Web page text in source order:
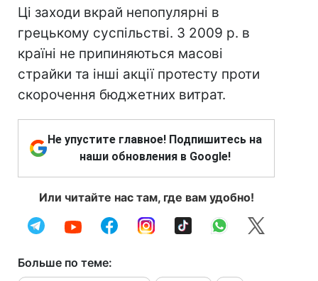
Ці заходи вкрай непопулярні в
грецькому суспільстві. З 2009 р. в
країні не припиняються масові
страйки та інші акції протесту проти
скорочення бюджетних витрат.
Не упустите главное! Подпишитесь на
наши обновления в Google!
Или читайте нас там, где вам удобно!
Больше по теме: